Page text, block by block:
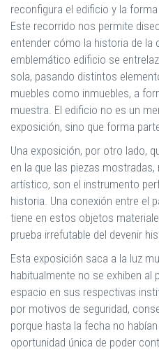
reconfigura el edificio y la
Este recorrido nos permite
entender cómo la historia de la
emblemático edificio se
sola, pasando distintos
muebles como inmuebles, a
muestra. El edificio no es un
exposición, sino que forma
Una exposición, por otro lado,
en la que las piezas
artístico, son el instrumento
historia. Una conexión entre el
tiene en estos objetos
prueba irrefutable del devenir
Esta exposición saca a la luz
habitualmente no se exhiben al
espacio en sus respectivas
por motivos de seguridad,
porque hasta la fecha no
oportunidad única de poder